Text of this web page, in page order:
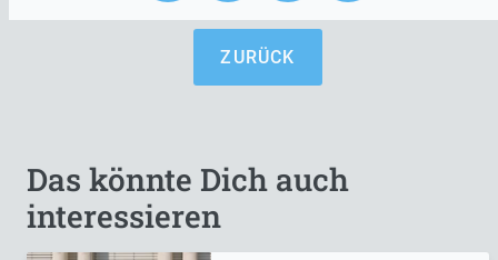
ZURÜCK
Das könnte Dich auch
interessieren